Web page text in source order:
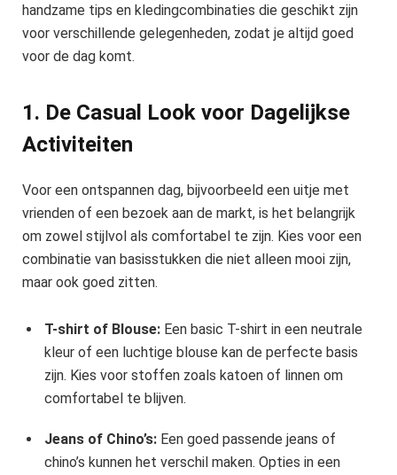
handzame tips en kledingcombinaties die geschikt zijn
voor verschillende gelegenheden, zodat je altijd goed
voor de dag komt.
1. De Casual Look voor Dagelijkse
Activiteiten
Voor een ontspannen dag, bijvoorbeeld een uitje met
vrienden of een bezoek aan de markt, is het belangrijk
om zowel stijlvol als comfortabel te zijn. Kies voor een
combinatie van basisstukken die niet alleen mooi zijn,
maar ook goed zitten.
T-shirt of Blouse: Een basic T-shirt in een neutrale
kleur of een luchtige blouse kan de perfecte basis
zijn. Kies voor stoffen zoals katoen of linnen om
comfortabel te blijven.
Jeans of Chino’s: Een goed passende jeans of
chino’s kunnen het verschil maken. Opties in een